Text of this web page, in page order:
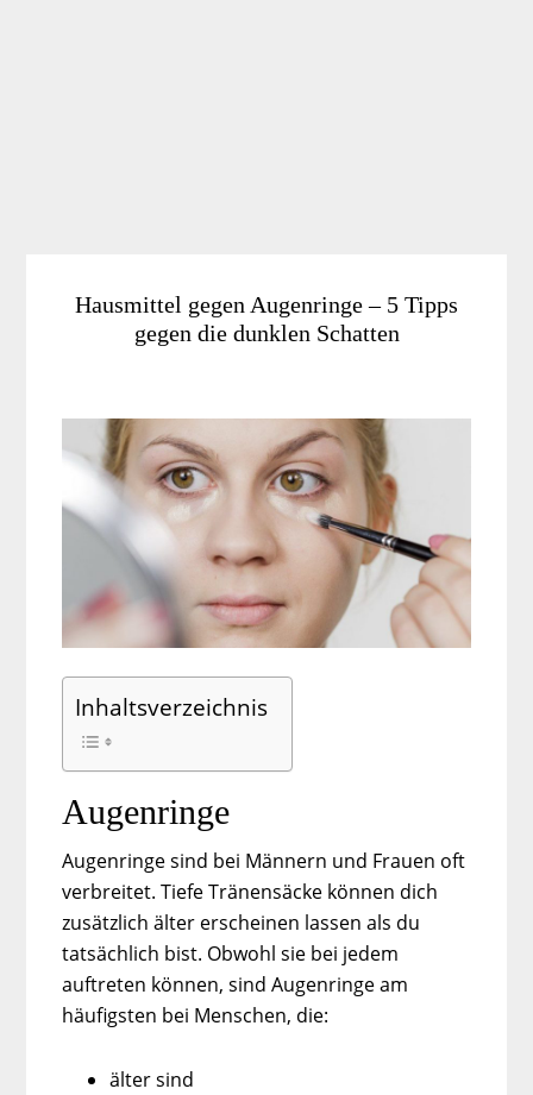
Hausmittel gegen Augenringe – 5 Tipps
gegen die dunklen Schatten
Inhaltsverzeichnis
Augenringe
Augenringe sind bei Männern und Frauen oft
verbreitet. Tiefe Tränensäcke können dich
zusätzlich älter erscheinen lassen als du
tatsächlich bist. Obwohl sie bei jedem
auftreten können, sind Augenringe am
häufigsten bei Menschen, die:
älter sind